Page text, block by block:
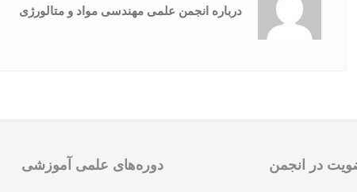
درباره انجمن علمی مهندسی مواد و متالورژی
در انجمن دوره‌های علمی آموزشی